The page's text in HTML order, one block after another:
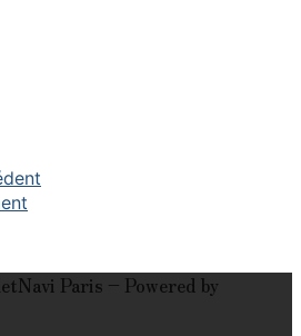
Paris – Powered by